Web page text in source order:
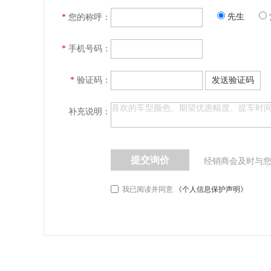
* 您的称呼： 先生
* 手机号码：
* 验证码： 发送验证码
补充说明：
提交询价 经销商会及时与
我已阅读并同意 《个人信息保护声明》